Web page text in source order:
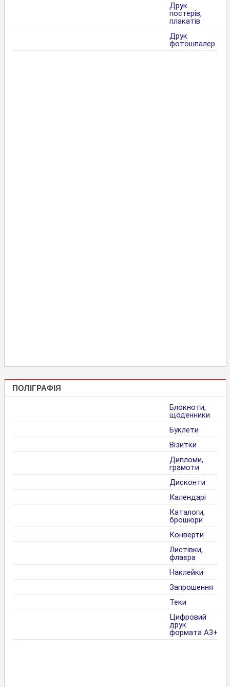
Друк
постерів,
плакатів
Друк
фотошпалер
ПОЛІГРАФІЯ
Блокноти,
щоденники
Буклети
Візитки
Дипломи,
грамоти
Дисконти
Календарі
Каталоги,
брошюри
Конверти
Листівки,
флаєра
Наклейки
Запрошення
Теки
Цифровий
друк
формата А3+